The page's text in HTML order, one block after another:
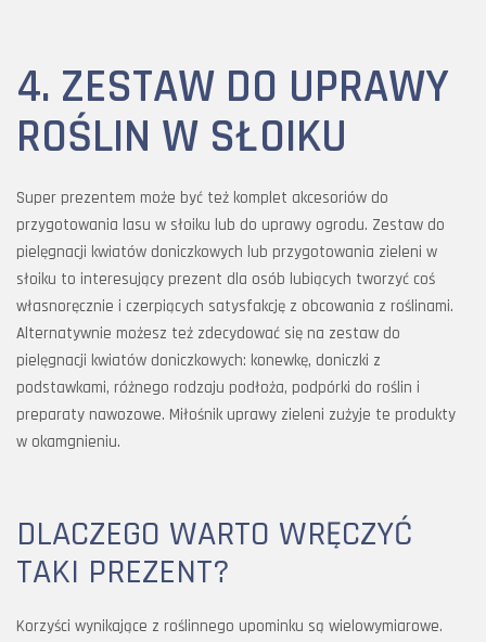
4. ZESTAW DO UPRAWY
ROŚLIN W SŁOIKU
Super prezentem może być też komplet akcesoriów do
przygotowania lasu w słoiku lub do uprawy ogrodu. Zestaw do
pielęgnacji kwiatów doniczkowych lub przygotowania zieleni w
słoiku to interesujący prezent dla osób lubiących tworzyć coś
własnoręcznie i czerpiących satysfakcję z obcowania z roślinami.
Alternatywnie możesz też zdecydować się na zestaw do
pielęgnacji kwiatów doniczkowych: konewkę, doniczki z
podstawkami, różnego rodzaju podłoża, podpórki do roślin i
preparaty nawozowe. Miłośnik uprawy zieleni zużyje te produkty
w okamgnieniu.
DLACZEGO WARTO WRĘCZYĆ
TAKI PREZENT?
Korzyści wynikające z roślinnego upominku są wielowymiarowe.